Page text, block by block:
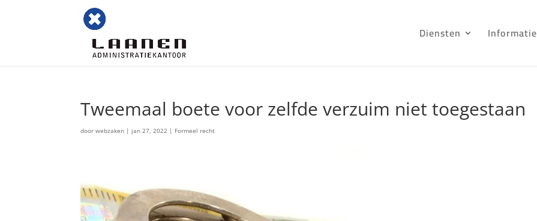
Diensten Informatie
Tweemaal boete voor zelfde verzuim niet toegestaan
doorwebzaken | jan 27, 2022 | Formeel recht